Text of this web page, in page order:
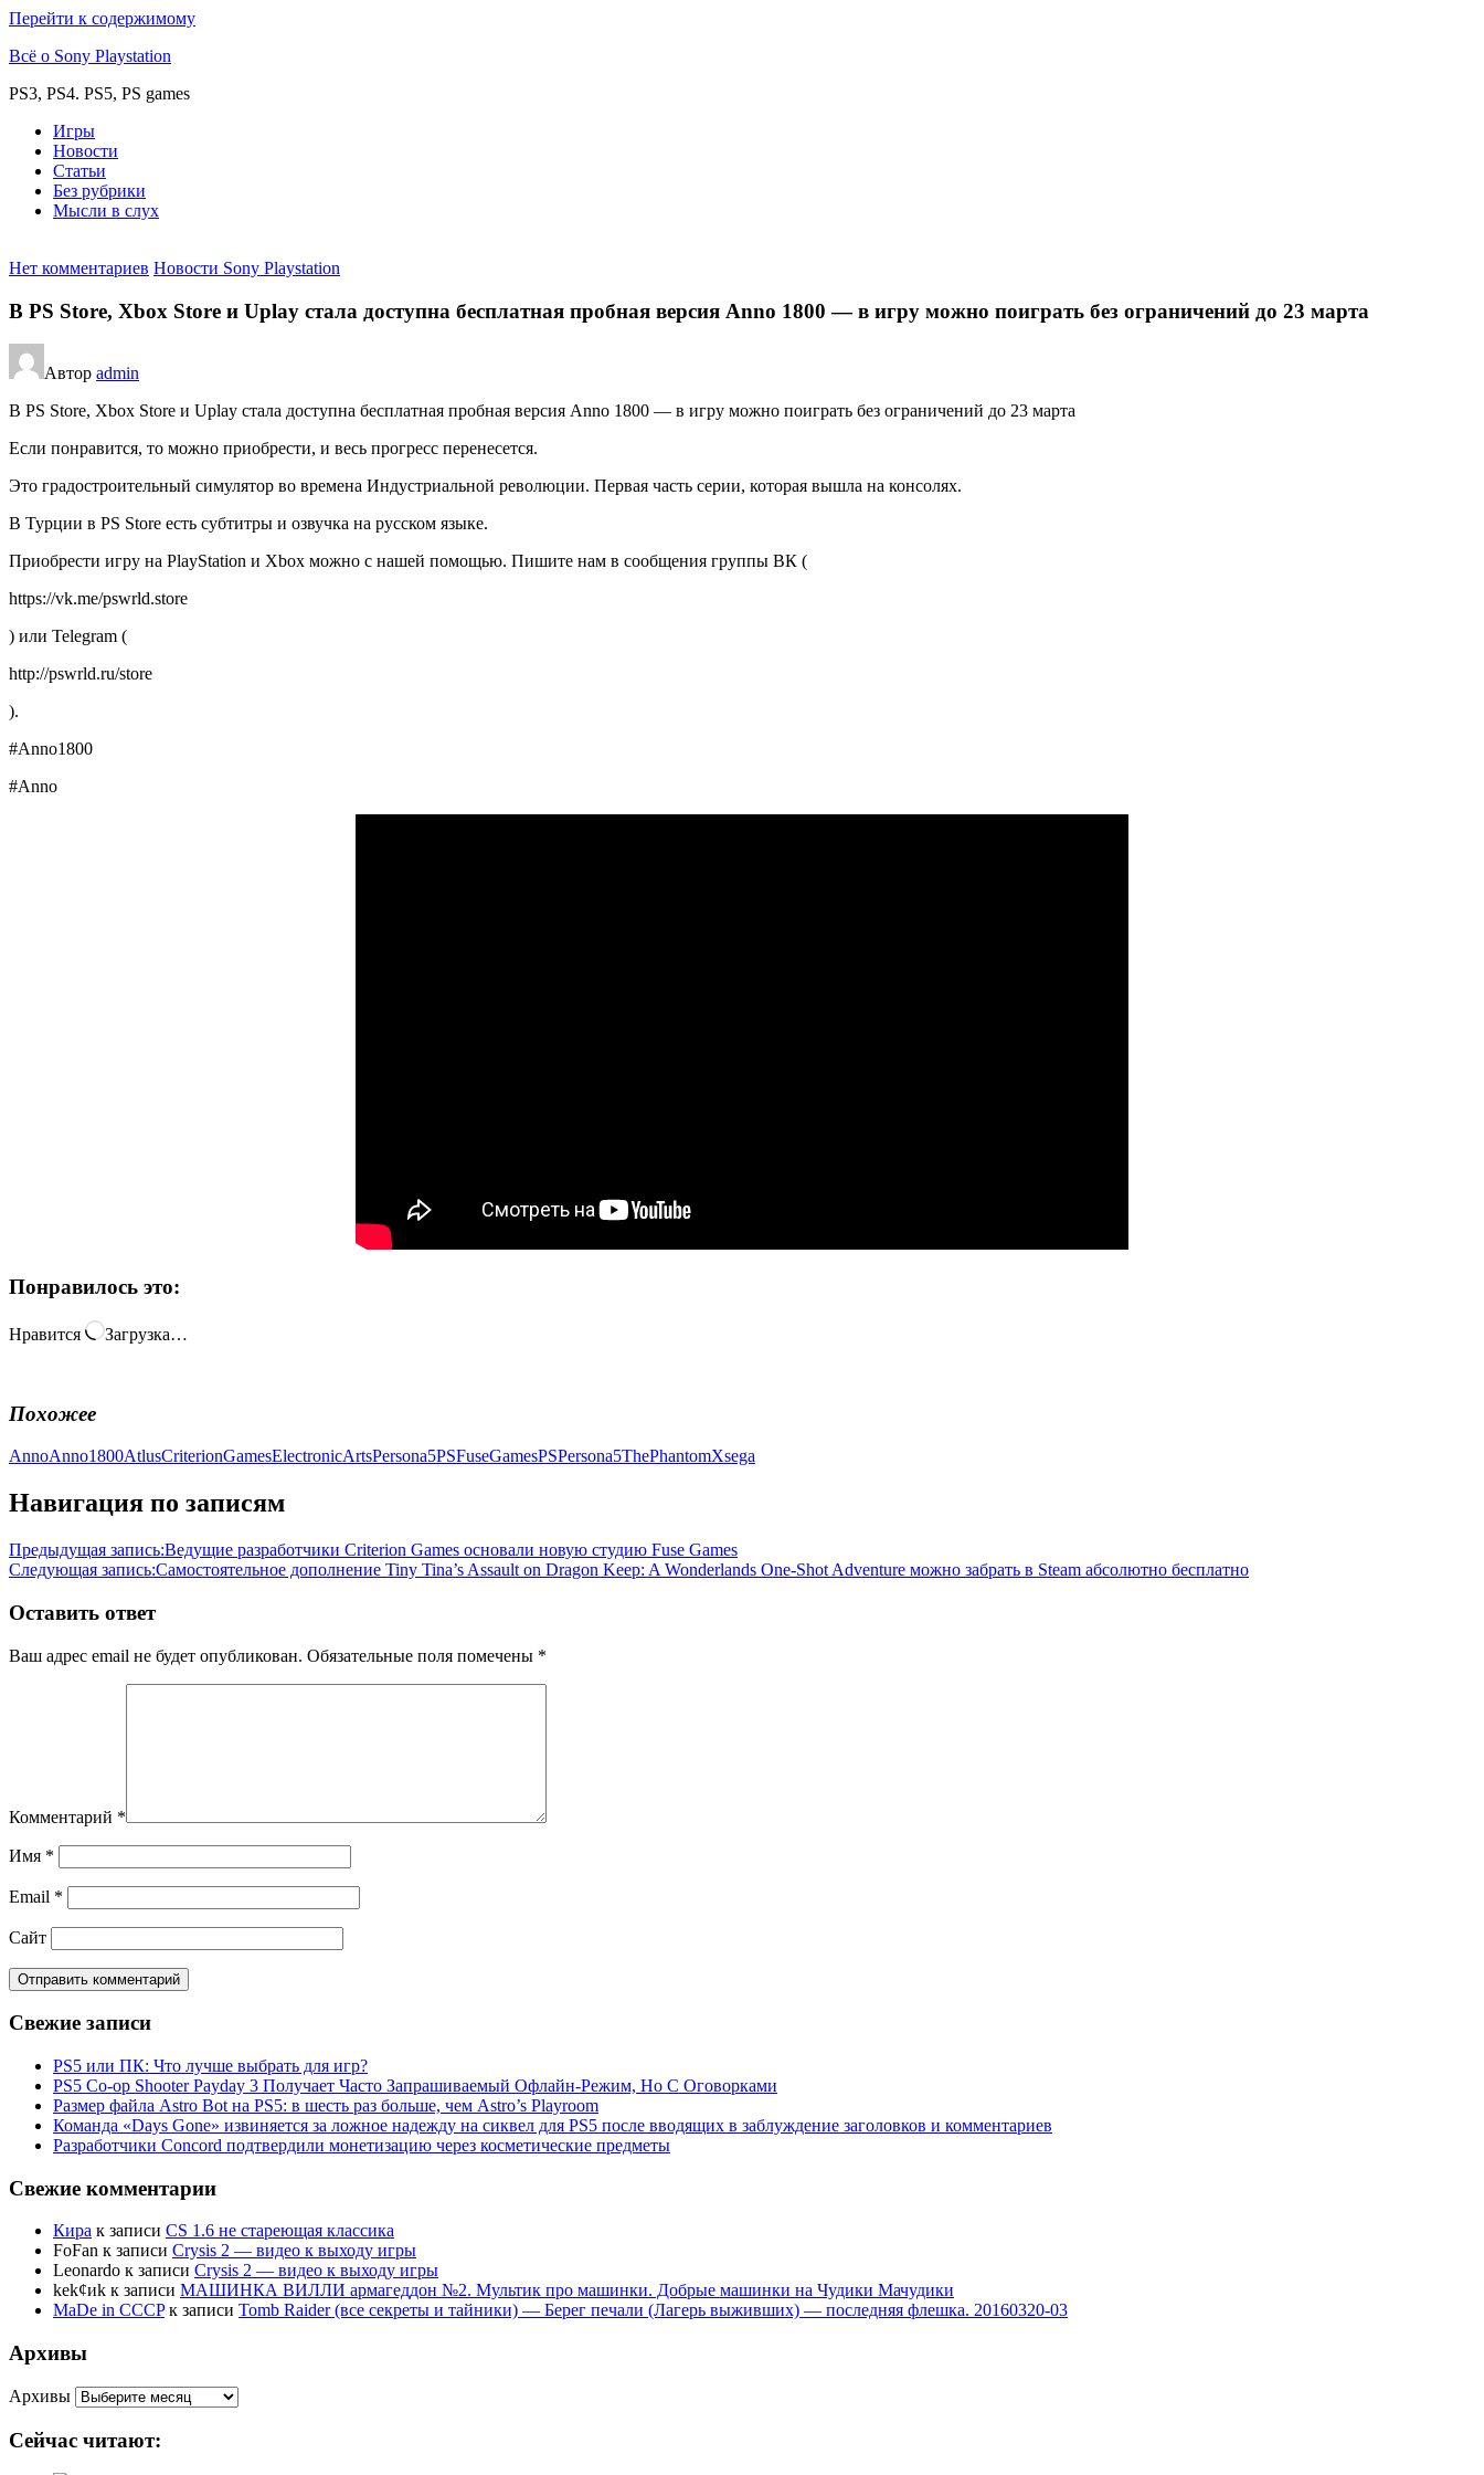
Перейти к содержимому
Всё о Sony Playstation
PS3, PS4. PS5, PS games
Игры
Новости
Статьи
Без рубрики
Мысли в слух
Нет комментариев Новости Sony Playstation
В PS Store, Xbox Store и Uplay стала доступна бесплатная пробная версия Anno 1800 — в игру можно поиграть без ограничений до 23 марта
Автор admin
В PS Store, Xbox Store и Uplay стала доступна бесплатная пробная версия Anno 1800 — в игру можно поиграть без ограничений до 23 марта
Если понравится, то можно приобрести, и весь прогресс перенесется.
Это градостроительный симулятор во времена Индустриальной революции. Первая часть серии, которая вышла на консолях.
В Турции в PS Store есть субтитры и озвучка на русском языке.
Приобрести игру на PlayStation и Xbox можно с нашей помощью. Пишите нам в сообщения группы ВК (
https://vk.me/pswrld.store
) или Telegram (
http://pswrld.ru/store
).
#Anno1800
#Anno
Понравилось это:
Нравится Загрузка…
Похожее
AnnoAnno1800AtlusCriterionGamesElectronicArtsPersona5PSFuseGamesPSPersona5ThePhantomXsega
Навигация по записям
Предыдущая запись:Ведущие разработчики Criterion Games основали новую студию Fuse Games
Следующая запись:Самостоятельное дополнение Tiny Tina’s Assault on Dragon Keep: A Wonderlands One-Shot Adventure можно забрать в Steam абсолютно бесплатно
Оставить ответ
Ваш адрес email не будет опубликован. Обязательные поля помечены *
Комментарий *
Имя *
Email *
Сайт
Свежие записи
PS5 или ПК: Что лучше выбрать для игр?
PS5 Co-op Shooter Payday 3 Получает Часто Запрашиваемый Офлайн-Режим, Но С Оговорками
Размер файла Astro Bot на PS5: в шесть раз больше, чем Astro’s Playroom
Команда «Days Gone» извиняется за ложное надежду на сиквел для PS5 после вводящих в заблуждение заголовков и комментариев
Разработчики Concord подтвердили монетизацию через косметические предметы
Свежие комментарии
Кира к записи CS 1.6 не стареющая классика
FoFan к записи Crysis 2 — видео к выходу игры
Leonardo к записи Crysis 2 — видео к выходу игры
kek¢иk к записи МАШИНКА ВИЛЛИ армагеддон №2. Мультик про машинки. Добрые машинки на Чудики Мачудики
MaDe in CCCPк записи Tomb Raider (все секреты и тайники) — Берег печали (Лагерь выживших) — последняя флешка. 20160320-03
Архивы
Архивы
Сейчас читают: